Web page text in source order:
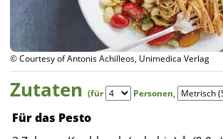
© Courtesy of Antonis Achilleos, Unimedica Verlag
Zutaten (für Personen,
Für das Pesto